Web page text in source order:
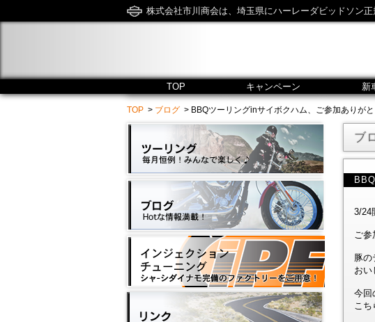
株式会社市川商会は、埼玉県にハーレーダビッドソン正
TOP キャンペーン 新
TOP > ブログ > BBQツーリングinサイボクハム、ご参加ありが
ブ
3/24
ご参
豚の
おい
今回
こち